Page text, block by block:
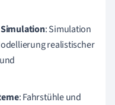
: Simulation
realistischer
: Fahrstühle und